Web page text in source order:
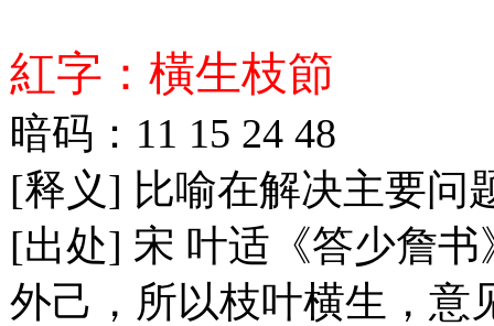
紅字：橫生枝節
暗码：11 15 24 48
[释义] 比喻在解决主要问
[出处] 宋 叶适《答少詹
外己，所以枝叶横生，意